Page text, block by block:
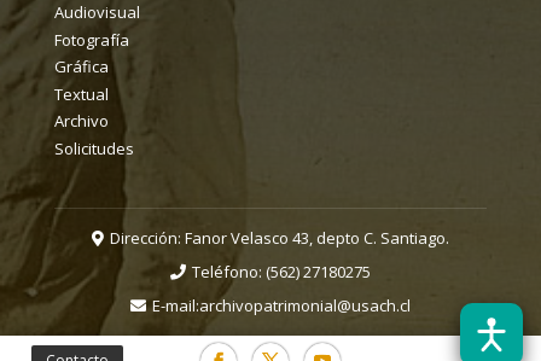
Audiovisual
Fotografía
Gráfica
Textual
Archivo
Solicitudes
Dirección: Fanor Velasco 43, depto C. Santiago.
Teléfono: (562) 27180275
E-mail:archivopatrimonial@usach.cl